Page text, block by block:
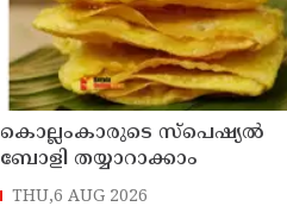
കൊല്ലംകാരുടെ സ്പെഷ്യൽ
ബോളി തയ്യാറാക്കാം
THU,6 AUG 2026